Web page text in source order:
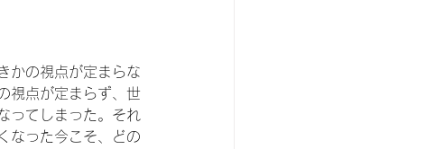
かの視点が定まらな
視点が定まらず、世
ってしまった。それ
なった今こそ、どの